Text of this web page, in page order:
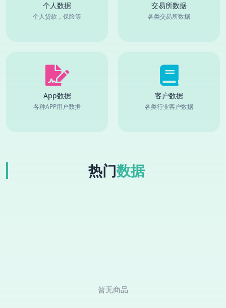
个人数据
个人贷款，保险等
交易所数据
各类交易所数据
App数据
各种APP用户数据
客户数据
各类行业客户数据
热门数据
暂无商品